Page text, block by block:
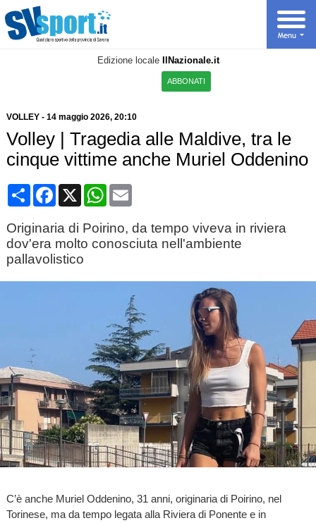
Edizione locale IlNazionale.it
ABBONATI
VOLLEY- 14 maggio 2026, 20:10
Volley | Tragedia alle Maldive, tra le
cinque vittime anche Muriel Oddenino
CondividiFacebook
X WhatsApp
Email
Originaria di Poirino, da tempo viveva in riviera
dov'era molto conosciuta nell'ambiente
pallavolistico
C’è anche Muriel Oddenino, 31 anni, originaria di Poirino, nel
Torinese, ma da tempo legata alla Riviera di Ponente e in